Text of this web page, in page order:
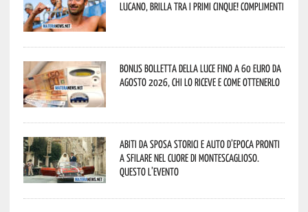
lucano, brilla tra i primi cinque! Complimenti
Bonus bolletta della luce fino a 60 euro da
agosto 2026, chi lo riceve e come ottenerlo
Abiti da sposa storici e auto d’epoca pronti
a sfilare nel cuore di Montescaglioso.
Questo l’evento